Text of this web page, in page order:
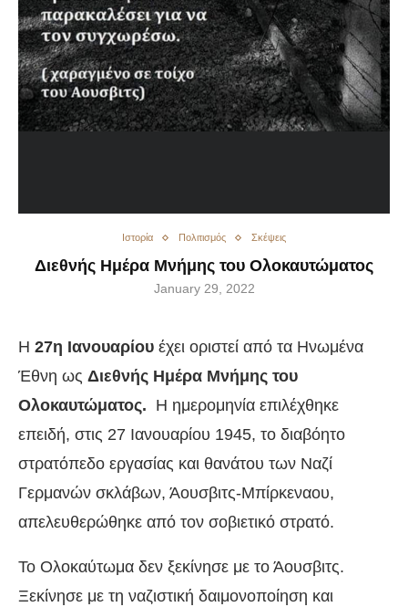
Ιστορία Πολιτισμός Σκέψεις
Διεθνής Ημέρα Μνήμης του Ολοκαυτώματος
January 29, 2022
Η 27η Ιανουαρίου έχει οριστεί από τα Ηνωμένα
Έθνη ως Διεθνής Ημέρα Μνήμης του
Ολοκαυτώματος. Η ημερομηνία επιλέχθηκε
επειδή, στις 27 Ιανουαρίου 1945, το διαβόητο
στρατόπεδο εργασίας και θανάτου των Ναζί
Γερμανών σκλάβων, Άουσβιτς-Μπίρκεναου,
απελευθερώθηκε από τον σοβιετικό στρατό.
Το Ολοκαύτωμα δεν ξεκίνησε με το Άουσβιτς.
Ξεκίνησε με τη ναζιστική δαιμονοποίηση και